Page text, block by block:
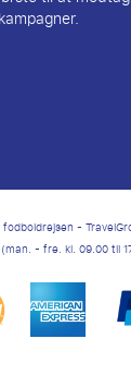
-
- fre. kl. 09.00 til